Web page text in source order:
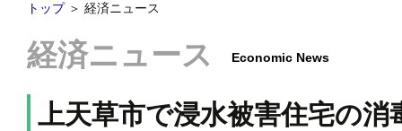
トップ ＞ 経済ニュース
経済ニュース Economic News
上天草市で浸水被害住宅の